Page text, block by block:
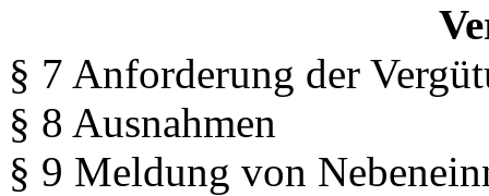
§ 7 Anforderung der
§ 8 Ausnahmen
§ 9 Meldung von